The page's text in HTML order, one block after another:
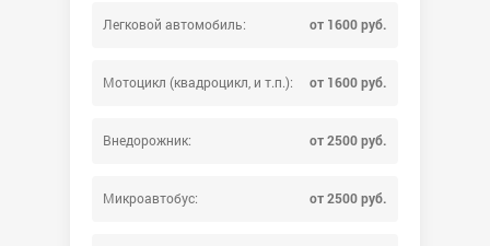
Легковой автомобиль: от 1600 руб.
Мотоцикл (квадроцикл, и т.п.): от 1600 руб.
Внедорожник: от 2500 руб.
Микроавтобус: от 2500 руб.